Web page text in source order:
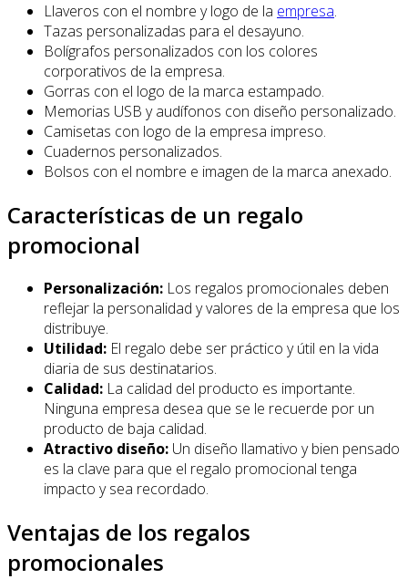
Llaveros con el nombre y logo de la empresa.
Tazas personalizadas para el desayuno.
Bolígrafos personalizados con los colores
corporativos de la empresa.
Gorras con el logo de la marca estampado.
Memorias USB y audífonos con diseño personalizado.
Camisetas con logo de la empresa impreso.
Cuadernos personalizados.
Bolsos con el nombre e imagen de la marca anexado.
Características de un regalo
promocional
Personalización: Los regalos promocionales deben
reflejar la personalidad y valores de la empresa que los
distribuye.
Utilidad: El regalo debe ser práctico y útil en la vida
diaria de sus destinatarios.
Calidad: La calidad del producto es importante.
Ninguna empresa desea que se le recuerde por un
producto de baja calidad.
Atractivo diseño: Un diseño llamativo y bien pensado
es la clave para que el regalo promocional tenga
impacto y sea recordado.
Ventajas de los regalos
promocionales